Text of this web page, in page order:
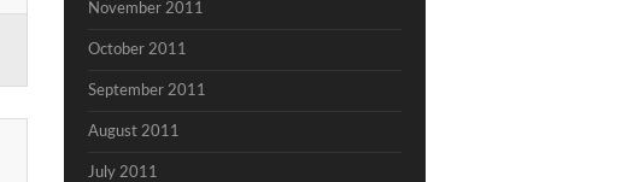
November 2011
October 2011
September 2011
August 2011
July 2011